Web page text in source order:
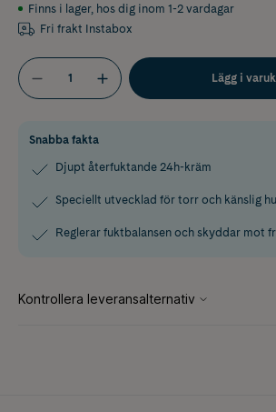
Finns i lager, hos dig inom 1-2 vardagar
Fri frakt Instabox
Lägg i
Snabba fakta
Djupt återfuktande 24h-kräm
Speciellt utvecklad för torr och känslig
Reglerar fuktbalansen och skyddar mot